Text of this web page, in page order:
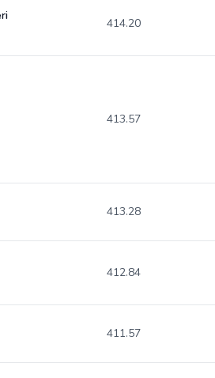
414.20
413.57
413.28
412.84
411.57